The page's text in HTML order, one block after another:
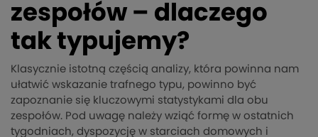
zespołów – dlaczego
tak typujemy?
Klasycznie istotną częścią analizy, która powinna nam
ułatwić wskazanie trafnego typu, powinno być
zapoznanie się kluczowymi statystykami dla obu
zespołów. Pod uwagę należy wziąć formę w ostatnich
tygodniach, dyspozycję w starciach domowych i